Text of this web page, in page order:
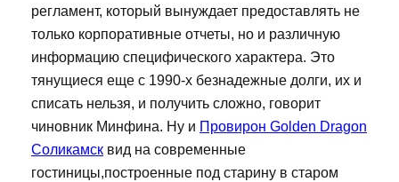
регламент, который вынуждает предоставлять не
только корпоративные отчеты, но и различную
информацию специфического характера. Это
тянущиеся еще с 1990-х безнадежные долги, их и
списать нельзя, и получить сложно, говорит
чиновник Минфина. Ну и Провирон Golden Dragon
Соликамск вид на современные
гостиницы,построенные под старину в старом